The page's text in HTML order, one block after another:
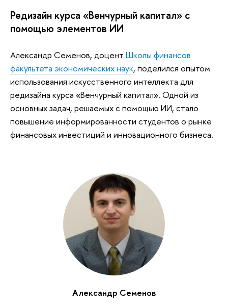
Редизайн курса «Венчурный капитал» с
помощью элементов ИИ
Александр Семенов, доцент Школы финансов
факультета экономических наук, поделился опытом
использования искусственного интеллекта для
редизайна курса «Венчурный капитал». Одной из
основных задач, решаемых с помощью ИИ, стало
повышение информированности студентов о рынке
финансовых инвестиций и инновационного бизнеса.
Александр Семенов